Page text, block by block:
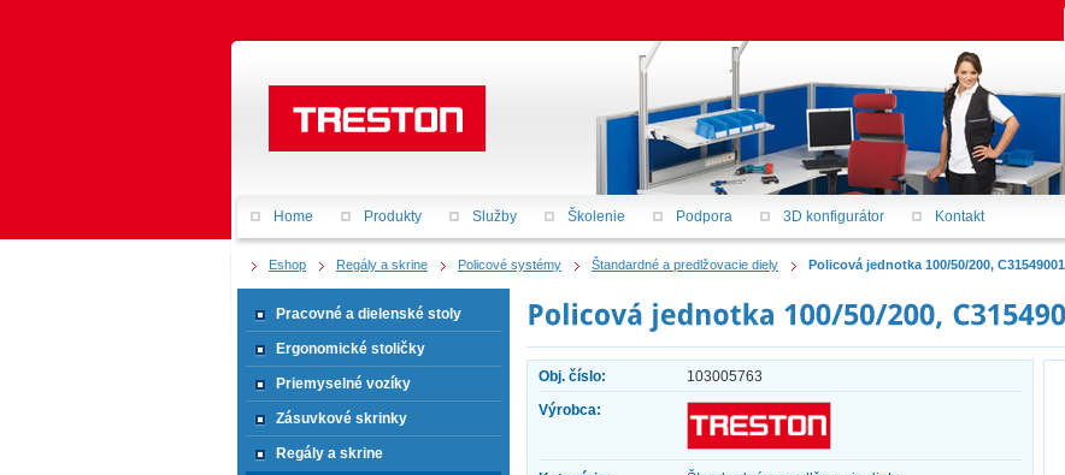
Eshop Regály a skrine Policové systémy Štandardné a predlžovacie diely Policová jednotka 100/50/200, C31549001
Obj. číslo:
103005763
Výrobca:
Pracovné a dielenské stoly
Ergonomické stoličky
Priemyselné vozíky
Zásuvkové skrinky
Regály a skrine
Home Produkty Služby Školenie Podpora 3D konfigurátor Kontakt